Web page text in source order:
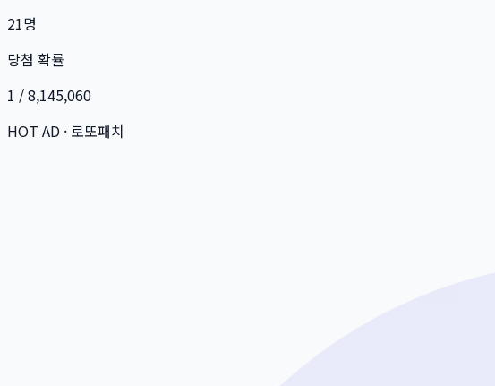
21명
당첨 확률
1 / 8,145,060
HOT AD · 로또패치